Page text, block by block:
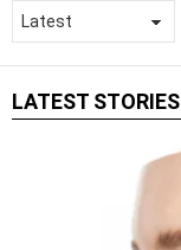
LATEST STORIES